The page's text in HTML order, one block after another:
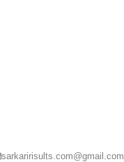
sarkaririsults.com@gmail.com